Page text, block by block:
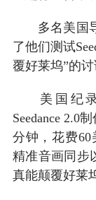
多名美国导
了他们测试
覆好莱坞”的讨
美国纪录
Seedance 2.0
分钟，花费60
精准音画同步
真能颠覆好莱